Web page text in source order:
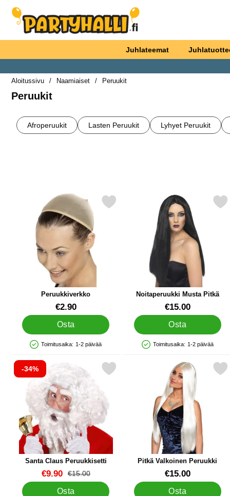
Ostoskori laajennettu Partyhallen AB
Juhlateemat
Aloitussivu
Naamiaiset Peruukit
Peruukit
tuotteisiinalakategoriat
Afroperuukit Lasten Peruukit Lyhyet Peruukit
tuotelista
Peruukkiverkko
Tuote.nro 1005€2.90
Osta
Saatavuus: Varastossa
Toimitusaika: 1-2 päivää
Merkitse peruukkiverkko suosikiksi
Noitaperuukki Musta Pitkä
Tuote.nro 1073€15.00
Osta
Saatavuus: Varastossa
Toimitusaika: 1-2 päivää
Merkitse noitaperuukki
-34%
Santa Claus Peruukkisetti
Tuote.nro 32380
uusi hinta
€9.90 vanha hinta
€15.00
Osta
Merkitse santa Claus Peruukkisetti suosikiksi
Pitkä Valkoinen Peruukki
Tuote.nro 15588€15.00
Osta
Merkitse pitkä Valkoinen